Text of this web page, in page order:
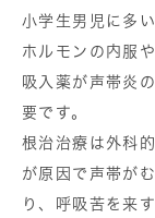
小学生男児に多
ホルモンの内服
吸入薬が声帯炎
要です。
根治治療は外科
が原因で声帯が
り、呼吸苦を来